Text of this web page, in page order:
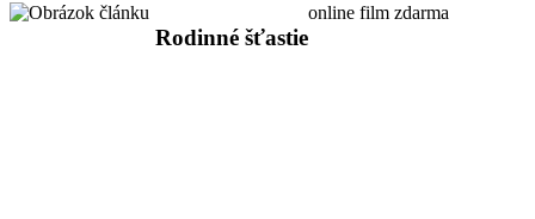
Rodinné šťastie
online film zdarma